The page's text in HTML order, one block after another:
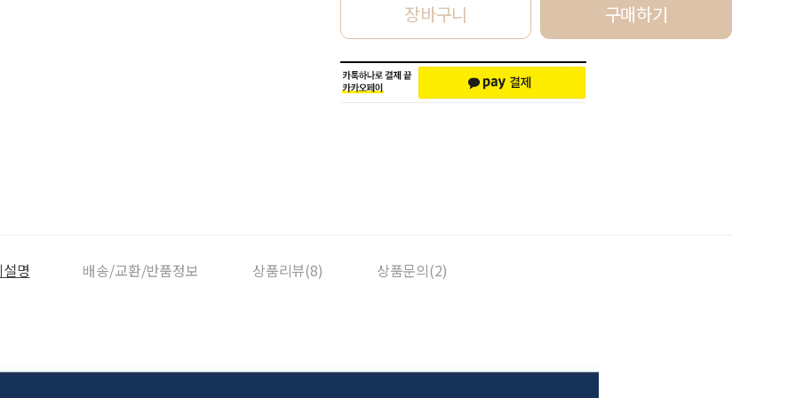
장바구니 구매하기
명 배송/교환/반품정보 상품리뷰(8) 상품문의(2)